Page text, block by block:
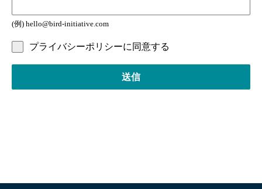
(例) hello@bird-initiative.com
プライバシーポリシーに同意する
送信